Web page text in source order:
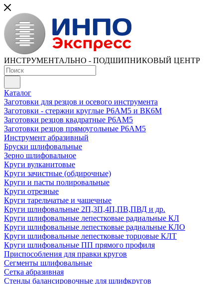
ИНСТРУМЕНТАЛЬНО - ПОДШИПНИКОВЫЙ ЦЕНТР
Каталог
Заготовки для резцов и осевого инструмента
Заготовки - стержни круглые Р6АМ5 и ВК6М
Заготовки резцов квадратные Р6АМ5
Заготовки резцов прямоугольные Р6АМ5
Инструмент абразивный
Бруски шлифовальные
Зерно шлифовальное
Круги вулканитовые
Круги зачистные (обдирочные)
Круги и пасты полировальные
Круги отрезные
Круги тарельчатые и чашечные
Круги шлифовальные 2П,3П,4П,ПВ,ПВД и др.
Круги шлифовальные лепестковые радиальные КЛ
Круги шлифовальные лепестковые радиальные КЛО
Круги шлифовальные лепестковые торцовые КЛТ
Круги шлифовальные ПП прямого профиля
Приспособления для правки кругов
Сегменты шлифовальные
Сетка абразивная
Стенды балансировочные для шлифкругов